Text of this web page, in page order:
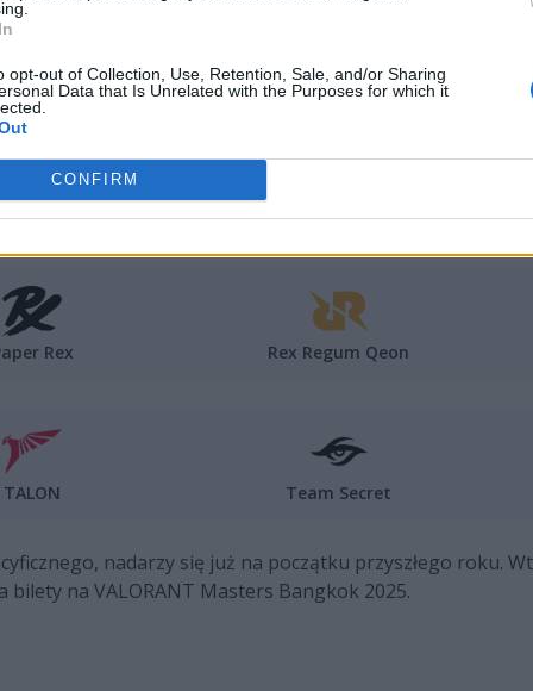
opt-out of Collection, Use, Retention, Sale, and/or Sharing
Data that Is Unrelated with the Purposes for which it
CONFIRM
2025 wygląda tak:
Rex Rex Regum Qeon
TALON Team Secret
nadarzy się już na początku przyszłego roku.
bilety na VALORANT Masters Bangkok 2025.